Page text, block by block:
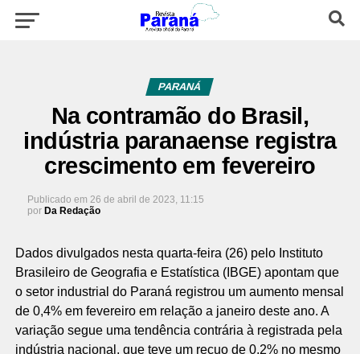
PARANÁ
Na contramão do Brasil,
indústria paranaense registra
crescimento em fevereiro
Publicado em 26 de abril de 2023, 11:15
por Da Redação
Dados divulgados nesta quarta-feira (26) pelo Instituto
Brasileiro de Geografia e Estatística (IBGE) apontam que
o setor industrial do Paraná registrou um aumento mensal
de 0,4% em fevereiro em relação a janeiro deste ano. A
variação segue uma tendência contrária à registrada pela
indústria nacional, que teve um recuo de 0,2% no mesmo